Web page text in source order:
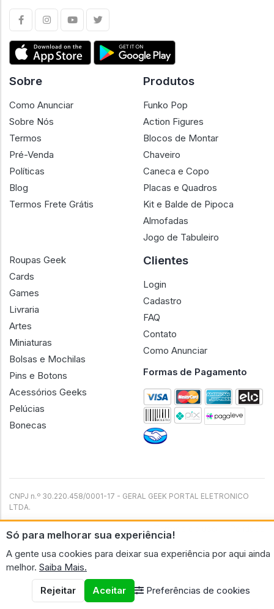
Só para melhorar sua experiência!
A gente usa cookies para deixar sua experiência por aqui ainda
melhor. Saiba Mais.
Rejeitar
Aceitar Preferências de cookies
Sobre
Como Anunciar
Sobre Nós
Termos
Pré-Venda
Políticas
Blog
Termos Frete Grátis
Produtos
Funko Pop
Action Figures
Blocos de Montar
Chaveiro
Caneca e Copo
Placas e Quadros
Kit e Balde de Pipoca
Almofadas
Jogo de Tabuleiro
Roupas Geek
Cards
Games
Livraria
Artes
Miniaturas
Bolsas e Mochilas
Pins e Botons
Acessórios Geeks
Pelúcias
Bonecas
Clientes
Login
Cadastro
FAQ
Contato
Como Anunciar
Formas de Pagamento
CNPJ n.º 30.220.458/0001-17 - GERAL GEEK PORTAL ELETRONICO
LTDA.
© 2026 Geral Geek Termos de uso